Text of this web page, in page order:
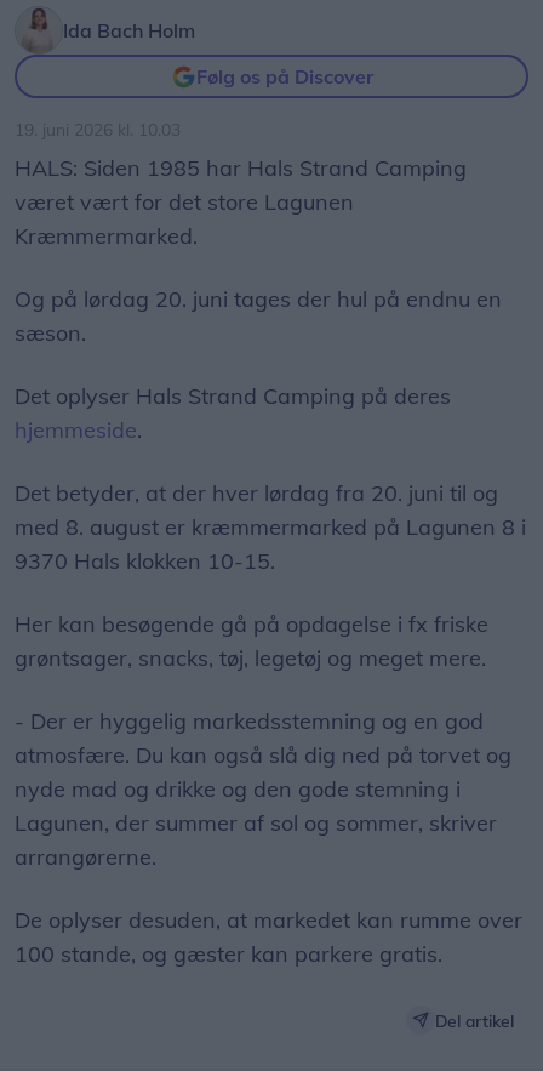
Ida Bach Holm
Følg os på Discover
19. juni 2026 kl. 10.03
HALS: Siden 1985 har Hals Strand Camping
været vært for det store Lagunen
Kræmmermarked.
Og på lørdag 20. juni tages der hul på endnu en
sæson.
Det oplyser Hals Strand Camping på deres
hjemmeside.
Det betyder, at der hver lørdag fra 20. juni til og
med 8. august er kræmmermarked på Lagunen 8 i
9370 Hals klokken 10-15.
Her kan besøgende gå på opdagelse i fx friske
grøntsager, snacks, tøj, legetøj og meget mere.
- Der er hyggelig markedsstemning og en god
atmosfære. Du kan også slå dig ned på torvet og
nyde mad og drikke og den gode stemning i
Lagunen, der summer af sol og sommer, skriver
arrangørerne.
De oplyser desuden, at markedet kan rumme over
100 stande, og gæster kan parkere gratis.
Del artikel